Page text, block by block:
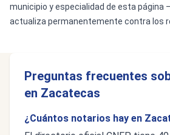
municipio y especialidad de esta página
actualiza permanentemente contra los
Preguntas frecuentes
en Zacatecas
¿Cuántos notarios hay en